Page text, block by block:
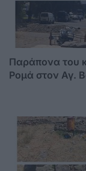
Παράπονα του
Ρομά στον Αγ.